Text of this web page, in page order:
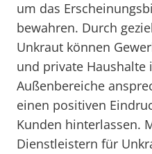
um das
bewahren. Durch
Unkraut können
und private Haushalte
Außenbereiche
einen positiven
Kunden hinterlassen.
Dienstleistern für